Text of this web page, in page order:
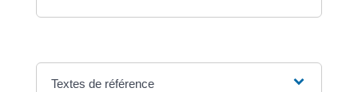
Textes de référence